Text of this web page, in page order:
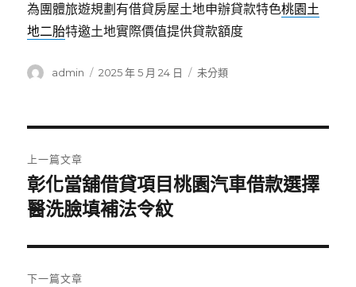
為團體旅遊規劃有借貸房屋土地申辦貸款特色桃園土
地二胎特邀土地實際價值提供貸款額度
作
admin
發
2025 年 5 月 24 日
分
未分類
章
導
覽
上一篇文章
上
一
文
章:
彰化當舖借貸項目桃園汽車借款選擇
醫洗臉填補法令紋
下一篇文章